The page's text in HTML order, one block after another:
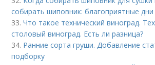
собирать шиповник: благоприятные дни
33.Что такое технический виноград.
столовый виноград. Есть ли разница?
34. Ранние сорта груши. Добавление
подборку